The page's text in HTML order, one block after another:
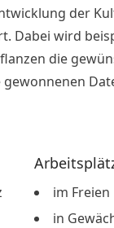
der
Dabei wird
die
im Freien
in